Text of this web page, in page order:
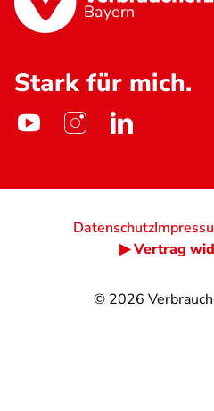
Bayern
Stark für mich.
© 2026
Datenschutz
▶ Vertrag